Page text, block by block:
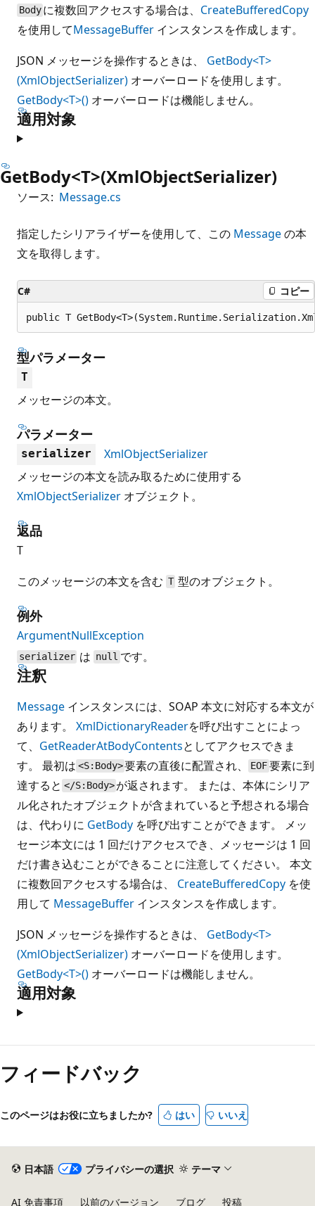
Body に複数回アクセスする場合は、 CreateBufferedCopy
を使用してMessageBuffer インスタンスを作成します。
JSON メッセージを操作するときは、 GetBody<T>
(XmlObjectSerializer) オーバーロードを使用します。
GetBody<T>() オーバーロードは機能しません。
適用対象
GetBody<T>(XmlObjectSerializer)
ソース: Message.cs
指定したシリアライザーを使用して、この Messageの本
文を取得します。
C# コピー
public T
型パラメーター
T
メッセージの本文。
パラメーター
serializer
XmlObjectSerializer
メッセージの本文を読み取るために使用する
XmlObjectSerializer オブジェクト。
返品
T
このメッセージの本文を含む T 型のオブジェクト。
例外
ArgumentNullException
serializer は null です。
注釈
Message インスタンスには、SOAP 本文に対応する本文が
あります。 XmlDictionaryReaderを呼び出すことによっ
て、 GetReaderAtBodyContentsとしてアクセスできま
す。 最初は <S:Body>要素の直後に配置され、 EOF要素に到
達すると </S:Body> が返されます。 または、本体にシリア
ル化されたオブジェクトが含まれていると予想される場合
は、代わりに GetBody を呼び出すことができます。 メッ
セージ本文には 1 回だけアクセスでき、メッセージは 1 回
だけ書き込むことができることに注意してください。 本文
に複数回アクセスする場合は、 CreateBufferedCopy を使
用して MessageBuffer インスタンスを作成します。
JSON メッセージを操作するときは、 GetBody<T>
(XmlObjectSerializer) オーバーロードを使用します。
GetBody<T>() オーバーロードは機能しません。
適用対象
フィードバック
このページはお役に立ちましたか? はい いいえ
日本語 プライバシーの選択 テーマ
AI 免責事項 以前のバージョン ブログ 投稿